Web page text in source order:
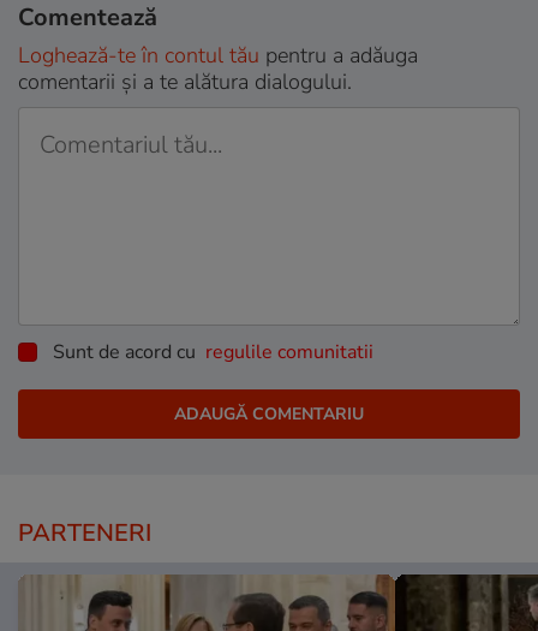
Comentează
Loghează-te în contul tău pentru a adăuga
comentarii și a te alătura dialogului.
Sunt de acord cu regulile comunitatii
PARTENERI